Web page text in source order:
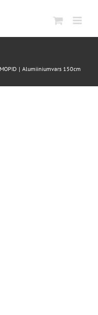
Alumiiniumvars 150cm